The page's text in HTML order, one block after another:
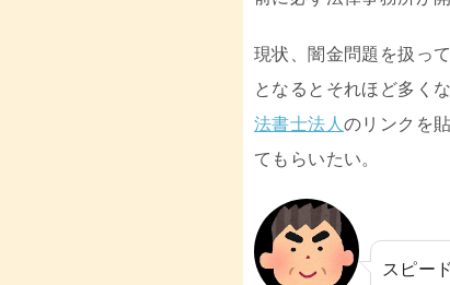
現状、闇金問題を扱っ
となるとそれほど多く
法書士法人 のリンクを
てもらいたい。
スピー